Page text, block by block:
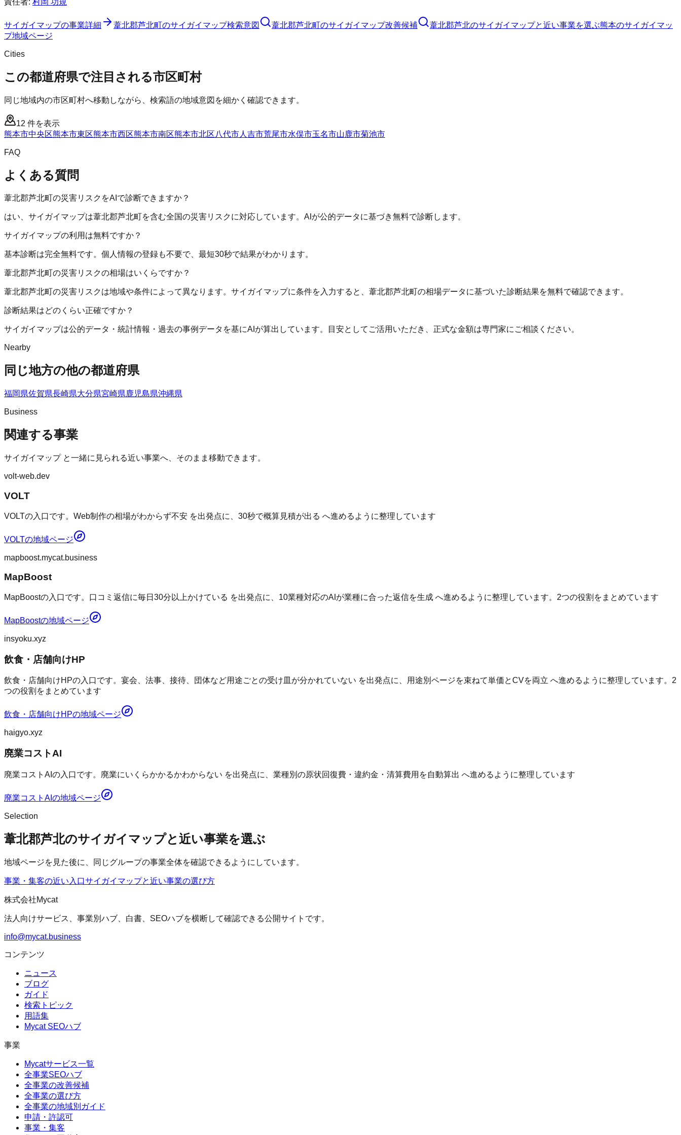
サイガイマップの事業詳細 葦北郡芦北町のサイガイマップ検索意図 葦北郡芦北町のサイガイマップ改善候補 葦北郡芦北のサイガイマップと近い事業を選ぶ熊本のサイガイマッ
プ地域ページ
Cities
この都道府県で注目される市区町村
同じ地域内の市区町村へ移動しながら、検索語の地域意図を細かく確認できます。
12 件を表示
熊本市中央区熊本市東区熊本市西区熊本市南区熊本市北区八代市人吉市荒尾市水俣市玉名市山鹿市菊池市
FAQ
よくある質問
葦北郡芦北町の災害リスクをAIで診断できますか？
はい、サイガイマップは葦北郡芦北町を含む全国の災害リスクに対応しています。AIが公的データに基づき無料で診断します。
サイガイマップの利用は無料ですか？
基本診断は完全無料です。個人情報の登録も不要で、最短30秒で結果がわかります。
葦北郡芦北町の災害リスクの相場はいくらですか？
葦北郡芦北町の災害リスクは地域や条件によって異なります。サイガイマップに条件を入力すると、葦北郡芦北町の相場データに基づいた診断結果を無料で確認できます。
診断結果はどのくらい正確ですか？
サイガイマップは公的データ・統計情報・過去の事例データを基にAIが算出しています。目安としてご活用いただき、正式な金額は専門家にご相談ください。
Nearby
同じ地方の他の都道府県
福岡県佐賀県長崎県大分県宮崎県鹿児島県沖縄県
Business
関連する事業
サイガイマップと一緒に見られる近い事業へ、そのまま移動できます。
volt-web.dev
VOLT
VOLTの入口です。Web制作の相場がわからず不安 を出発点に、30秒で概算見積が出る へ進めるように整理しています
VOLTの地域ページ
mapboost.mycat.business
MapBoost
MapBoostの入口です。口コミ返信に毎日30分以上かけている を出発点に、10業種対応のAIが業種に合った返信を生成 へ進めるように整理しています。2つの役割をまとめています
MapBoostの地域ページ
insyoku.xyz
飲食・店舗向けHP
飲食・店舗向けHPの入口です。宴会、法事、接待、団体など用途ごとの受け皿が分かれていない を出発点に、用途別ページを束ねて単価とCVを両立 へ進めるように整理しています。2
つの役割をまとめています
飲食・店舗向けHPの地域ページ
haigyo.xyz
廃業コストAI
廃業コストAIの入口です。廃業にいくらかかるかわからない を出発点に、業種別の原状回復費・違約金・清算費用を自動算出 へ進めるように整理しています
廃業コストAI の地域ページ
Selection
葦北郡芦北のサイガイマップと近い事業を選ぶ
地域ページを見た後に、同じグループの事業全体を確認できるようにしています。
事業・集客の近い入口サイガイマップと近い事業の選び方
株式会社Mycat
法人向けサービス、事業別ハブ、白書、SEOハブを横断して確認できる公開サイトです。
info@mycat.business
コンテンツ
ニュース
ブログ
ガイド
検索トピック
用語集
Mycat SEOハブ
事業
Mycatサービス一覧
全事業SEOハブ
全事業の改善候補
全事業の選び方
全事業の地域別ガイド
申請・許認可
事業・集客